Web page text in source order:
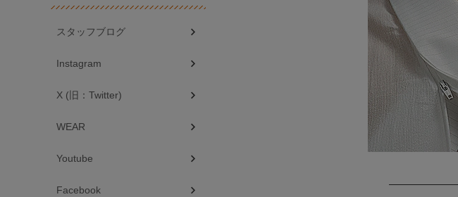
スタッフブログ
Instagram
X (旧：Twitter)
WEAR
Youtube
Facebook